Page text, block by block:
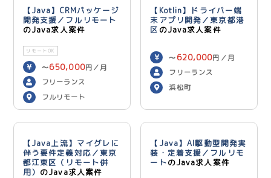
【Java】CRMパッケージ
開発支援／フルリモート
のJava求人案件
リモートOK
〜650,000円／月
フリーランス
フルリモート
【Kotlin】ドライバー端
末アプリ開発／東京都港
区 のJava求人案件
〜 620,000円／月
フリーランス
浜松町
【Java上流】マイグレに
伴う要件定義対応／東京
都江東区（リモート併
用） のJava求人案件
【Java】AI駆動型開発実
装・定着支援／フルリモ
ートのJava求人案件